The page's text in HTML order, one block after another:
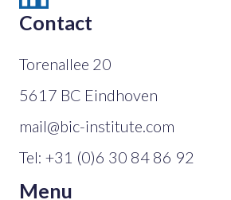
Contact
Torenallee 20
5617 BC Eindhoven
mail@bic-institute.com
Tel: +31 (0)6 30 84 86 92
Menu